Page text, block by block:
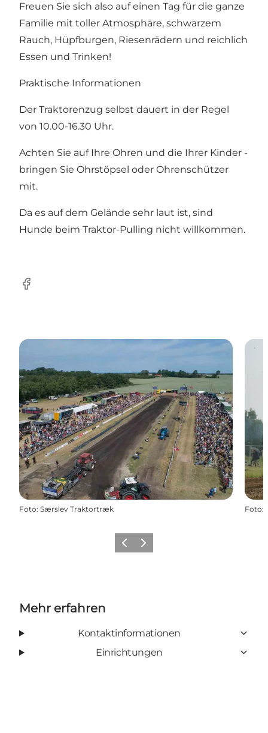
Freuen Sie sich also auf einen Tag für die ganze
Familie mit toller Atmosphäre, schwarzem
Rauch, Hüpfburgen, Riesenrädern und reichlich
Essen und Trinken!
Praktische Informationen
Der Traktorenzug selbst dauert in der Regel
von 10.00-16.30 Uhr.
Achten Sie auf Ihre Ohren und die Ihrer Kinder -
bringen Sie Ohrstöpsel oder Ohrenschützer
mit.
Da es auf dem Gelände sehr laut ist, sind
Hunde beim Traktor-Pulling nicht willkommen.
Facebook
Foto: Særslev Traktortræk Foto:
Vorherige Folie
Nächste Folie
Mehr erfahren
Kontaktinformationen
Einrichtungen